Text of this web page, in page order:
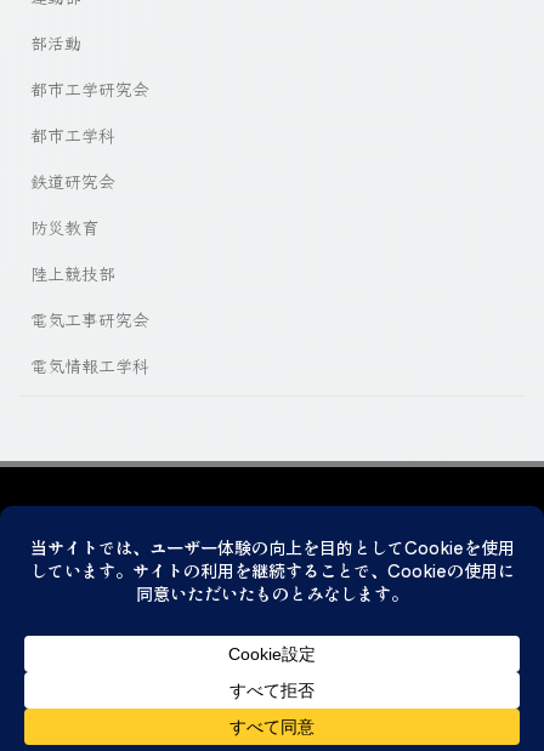
部活動
都市工学研究会
都市工学科
鉄道研究会
防災教育
陸上競技部
電気工事研究会
電気情報工学科
© 2026 神戸市立科学技術高等学校